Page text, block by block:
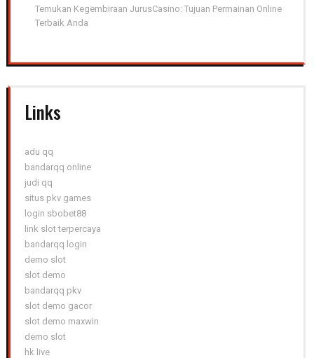
Temukan Kegembiraan JurusCasino: Tujuan Permainan Online
Terbaik Anda
Links
adu qq
bandarqq online
judi qq
situs pkv games
login sbobet88
link slot terpercaya
bandarqq login
demo slot
slot demo
bandarqq pkv
slot demo gacor
slot demo maxwin
demo slot
hk live